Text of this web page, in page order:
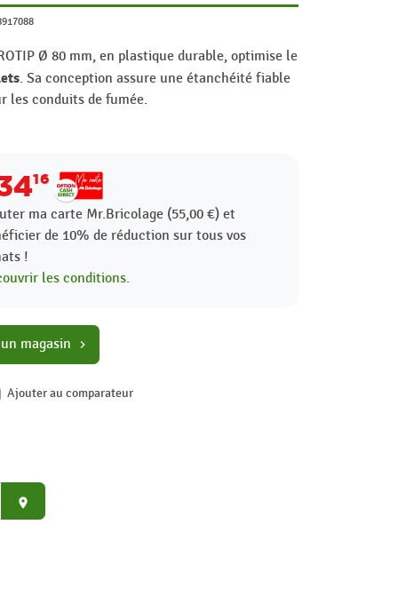
Ø 80 mm, en plastique durable, optimise le
. Sa conception assure une étanchéité fiable
les conduits de fumée.
16
ma carte Mr.Bricolage (55,00 €) et
de 10% de réduction sur tous vos
!
les conditions.
magasin chevron_right
Ajouter au comparateur
place